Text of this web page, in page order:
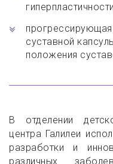
прогрессирующая
суставной
положения
В отделении
центра Галилеи
разработки и
различных